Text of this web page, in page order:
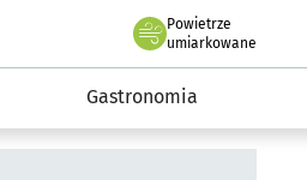
Powietrze
we Wrocławiu
umiarkowane
Gastronomia